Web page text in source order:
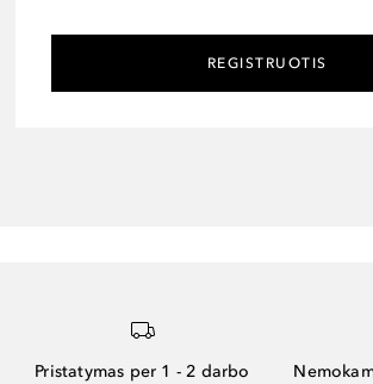
REGISTRUOTIS
Pristatymas per 1 - 2 darbo